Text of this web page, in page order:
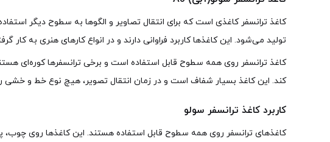
تولید می‌شود. این کاغذها کاربرد فراوانی دارند و در انواع کارهای هنری به کار
کاغذ ترانسفر روی همه سطوح قابل استفاده است و برخی ترانسفرها کوره‌ای
کند. این کاغذ بسیار شفاف است و در زمان انتقال تصویر، هیچ نوع خط و
کاربرد کاغذ ترانسفر سولو
کاغذهای ترانسفر روی همه سطوح قابل استفاده هستند. این کاغذها روی چوب،